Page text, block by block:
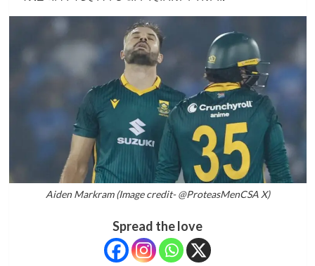
Aiden Markram (Image credit- @ProteasMenCSA X)
Spread the love